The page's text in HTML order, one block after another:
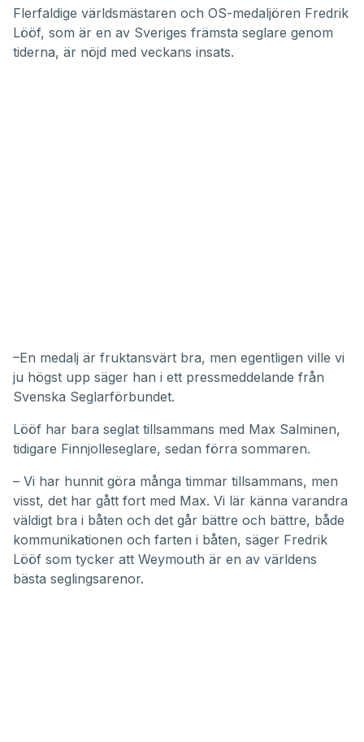
Flerfaldige världsmästaren och OS-medaljören Fredrik
Lööf, som är en av Sveriges främsta seglare genom
tiderna, är nöjd med veckans insats.
–En medalj är fruktansvärt bra, men egentligen ville vi
ju högst upp säger han i ett pressmeddelande från
Svenska Seglarförbundet.
Lööf har bara seglat tillsammans med Max Salminen,
tidigare Finnjolleseglare, sedan förra sommaren.
– Vi har hunnit göra många timmar tillsammans, men
visst, det har gått fort med Max. Vi lär känna varandra
väldigt bra i båten och det går bättre och bättre, både
kommunikationen och farten i båten, säger Fredrik
Lööf som tycker att Weymouth är en av världens
bästa seglingsarenor.